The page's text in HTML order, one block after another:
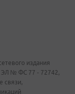
издания
ЭЛ № ФС 77 - 72742,
связи,